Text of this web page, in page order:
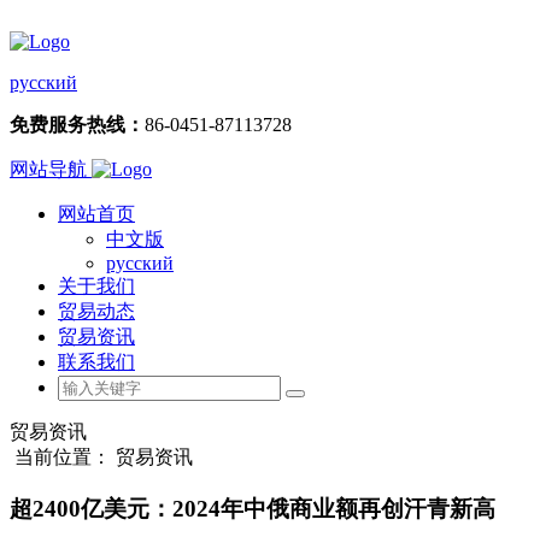
русский
免费服务热线： 86-0451-87113728
网站导航
网站首页
中文版
русский
关于我们
贸易动态
贸易资讯
联系我们
贸易资讯
当前位置： 贸易资讯
超2400亿美元：2024年中俄商业额再创汗青新高